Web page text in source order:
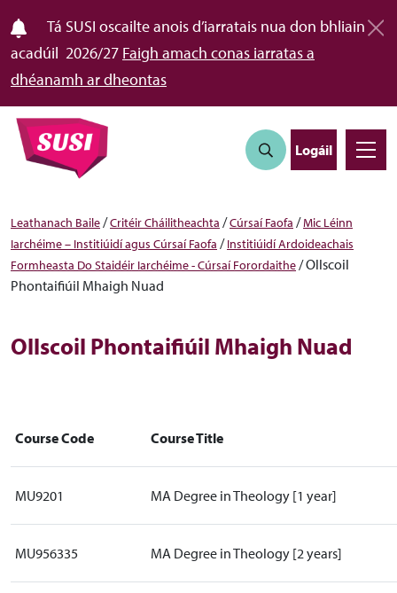
Tá SUSI oscailte anois d’iarratais nua don bhliain
acadúil 2026/27 Faigh amach conas iarratas a
dhéanamh ar dheontas
Logáil
Leathanach Baile/Critéir Cháilitheachta /Cúrsaí Faofa /Mic Léinn
Iarchéime – Institiúidí agus Cúrsaí Faofa /Institiúidí Ardoideachais
Formheasta Do Staidéir Iarchéime - Cúrsaí Forordaithe/Ollscoil
Phontaifiúil Mhaigh Nuad
Ollscoil Phontaifiúil Mhaigh Nuad
Course Code Course Title
MU9201 MA Degree in Theology [1 year]
MU956335 MA Degree in Theology [2 years]